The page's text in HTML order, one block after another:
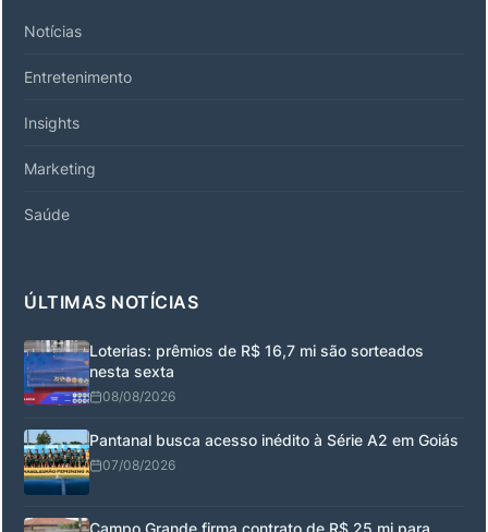
Notícias
Entretenimento
Insights
Marketing
Saúde
ÚLTIMAS NOTÍCIAS
Loterias: prêmios de R$ 16,7 mi são sorteados
nesta sexta
08/08/2026
Pantanal busca acesso inédito à Série A2 em Goiás
07/08/2026
Campo Grande firma contrato de R$ 25 mi para